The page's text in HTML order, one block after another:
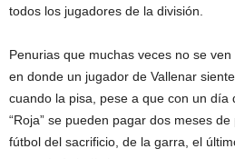
todos los jugadores de la división.
Penurias que muchas veces no se
en donde un jugador de Vallenar
cuando la pisa, pese a que con un día
“Roja” se pueden pagar dos meses
fútbol del sacrificio, de la garra, el